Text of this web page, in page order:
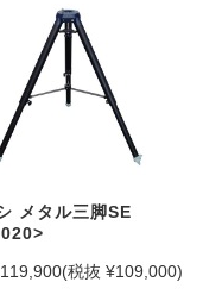
メタル三脚SE
(税抜 ¥109,000)